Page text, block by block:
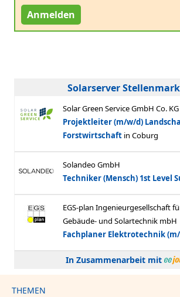
Anmelden
Solarserver
In Zusammenarbeit mit
THEMEN